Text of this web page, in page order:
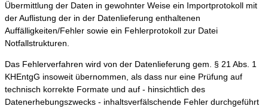
Übermittlung der Daten in gewohnter Weise ein Importprotokoll mit
der Auflistung der in der Datenlieferung enthaltenen
Auffälligkeiten/Fehler sowie ein Fehlerprotokoll zur Datei
Notfallstrukturen.
Das Fehlerverfahren wird von der Datenlieferung gem. § 21 Abs. 1
KHEntgG insoweit übernommen, als dass nur eine Prüfung auf
technisch korrekte Formate und auf - hinsichtlich des
Datenerhebungszwecks - inhaltsverfälschende Fehler durchgeführt